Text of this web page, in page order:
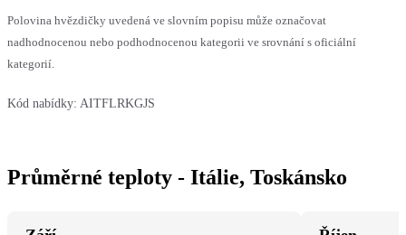
Polovina hvězdičky uvedená ve slovním popisu může označovat
nadhodnocenou nebo podhodnocenou kategorii ve srovnání s oficiální
kategorií.
Kód nabídky: AITFLRKGJS
Průměrné teploty - Itálie, Toskánsko